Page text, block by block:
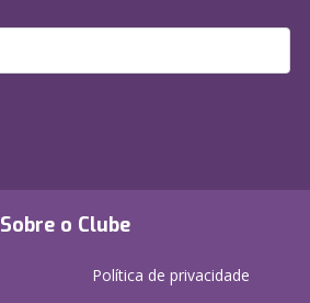
Sobre o Clube
Política de privacidade